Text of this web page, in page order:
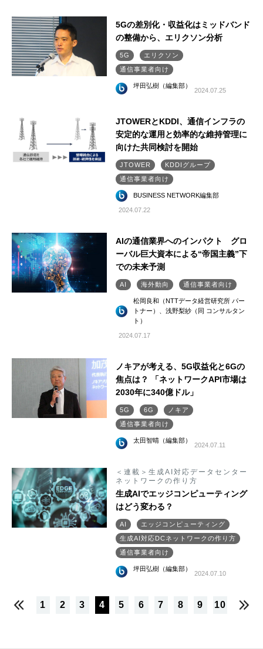
5Gの差別化・収益化はミッドバンド
の整備から、エリクソン分析
5G
エリクソン
通信事業者向け
坪田弘樹（編集部）
2024.07.25
JTOWERとKDDI、通信インフラの
安定的な運用と効率的な維持管理に
向けた共同検討を開始
JTOWER
KDDIグループ
通信事業者向け
BUSINESS NETWORK編集部
2024.07.22
AIの通信業界へのインパクト グロ
ーバル巨大資本による“帝国主義”下
での未来予測
AI 海外動向 通信事業者向け
松岡良和（NTTデータ経営研究所 パー
トナー）、浅野梨紗（同 コンサルタン
ト）
2024.07.17
ノキアが考える、5G収益化と6Gの
焦点は？ 「ネットワークAPI市場は
2030年に340億ドル」
5G 6G
ノキア
通信事業者向け
太田智晴（編集部）
2024.07.11
＜連載＞生成AI対応データセンター
ネットワークの作り方
生成AIでエッジコンピューティング
はどう変わる？
AI
エッジコンピューティング
生成AI対応DCネットワークの作り方
通信事業者向け
坪田弘樹（編集部）
2024.07.10
1 2 3 4 5 6 7 8 9 10